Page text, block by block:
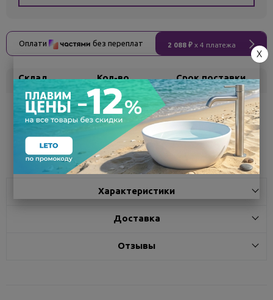
Оплати без переплат 2 088 ₽ x 4 платежа
Склад Кол-во Срок поставки
Белгород под заказ 7 - 14 дней
Поделиться
Характеристики
Доставка
Отзывы
X